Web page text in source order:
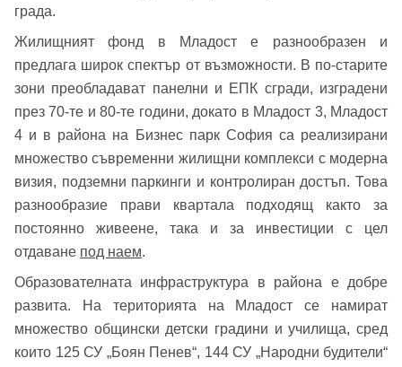
Добре дошъл!
Вход
Имейл Адрес
Забравена парола?
града.
Жилищният фонд в Младост е разнообразен и
предлага широк спектър от възможности. В по-старите
зони преобладават панелни и ЕПК сгради, изградени
през 70-те и 80-те години, докато в Младост 3, Младост
4 и в района на Бизнес парк София са реализирани
множество съвременни жилищни комплекси с модерна
визия, подземни паркинги и контролиран достъп. Това
разнообразие прави квартала подходящ както за
постоянно живеене, така и за инвестиции с цел
отдаване под наем.
Образователната инфраструктура в района е добре
развита. На територията на Младост се намират
множество общински детски градини и училища, сред
които 125 СУ „Боян Пенев“, 144 СУ „Народни будители“
Име*
Имейл адрес*
Телефон*
Вашето запитване стигна до нас. Ще
се обадим възможно най-бързо.